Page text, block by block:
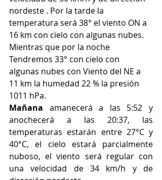
nordeste . Por la tarde la
temperatura será 38° el viento ON a
16 km con cielo con algunas nubes.
Mientras que por la noche
Tendremos 33° con cielo con
algunas nubes con Viento del NE a
11 km la humedad 22 % la presión
1011 hPa.
Mañana amanecerá a las 5:52 y
anochecerá a las 20:37, las
temperaturas estarán entre 27°C y
40°C, el cielo estará parcialmente
nuboso, el viento será regular con
una velocidad de 34 km/h y de